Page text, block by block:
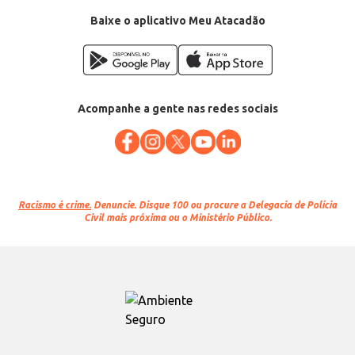
Baixe o aplicativo Meu Atacadão
Acompanhe a gente nas redes sociais
Racismo é crime. Denuncie. Disque 100 ou procure a Delegacia de Polícia
Civil mais próxima ou o Ministério Público.